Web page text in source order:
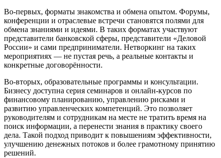
Во-первых, форматы знакомства и обмена опытом. Форумы,
конференции и отраслевые встречи становятся полями для
обмена знаниями и идеями. В таких форматах участвуют
представители банковской сферы, представители «Деловой
России» и сами предприниматели. Нетворкинг на таких
мероприятиях — не пустая речь, а реальные контакты и
конкретные договорённости.
Во-вторых, образовательные программы и консультации.
Бизнесу доступна серия семинаров и онлайн-курсов по
финансовому планированию, управлению рисками и
развитию управленческих компетенций. Это позволяет
руководителям и сотрудникам на месте не тратить время на
поиск информации, а перенести знания в практику своего
дела. Такой подход приводит к повышениям эффективности,
улучшению денежных потоков и более грамотному принятию
решений.